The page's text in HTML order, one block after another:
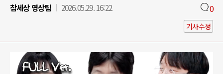
참세상 영상팀
2026.05.29. 16:22 0
기사수정